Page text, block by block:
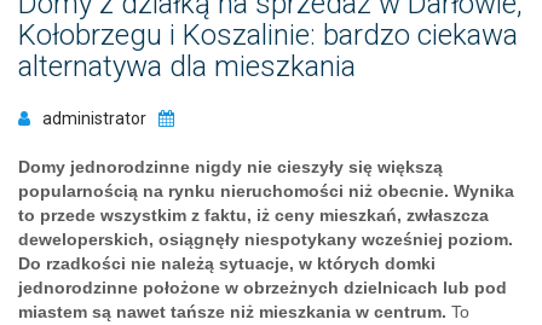
Kołobrzegu i Koszalinie: bardzo ciekawa
alternatywa dla mieszkania
administrator
Domy jednorodzinne nigdy nie cieszyły się większą
popularnością na rynku nieruchomości niż obecnie. Wynika
to przede wszystkim z faktu, iż ceny mieszkań, zwłaszcza
deweloperskich, osiągnęły niespotykany wcześniej poziom.
Do rzadkości nie należą sytuacje, w których domki
jednorodzinne położone w obrzeżnych dzielnicach lub pod
miastem są nawet tańsze niż mieszkania w centrum. To